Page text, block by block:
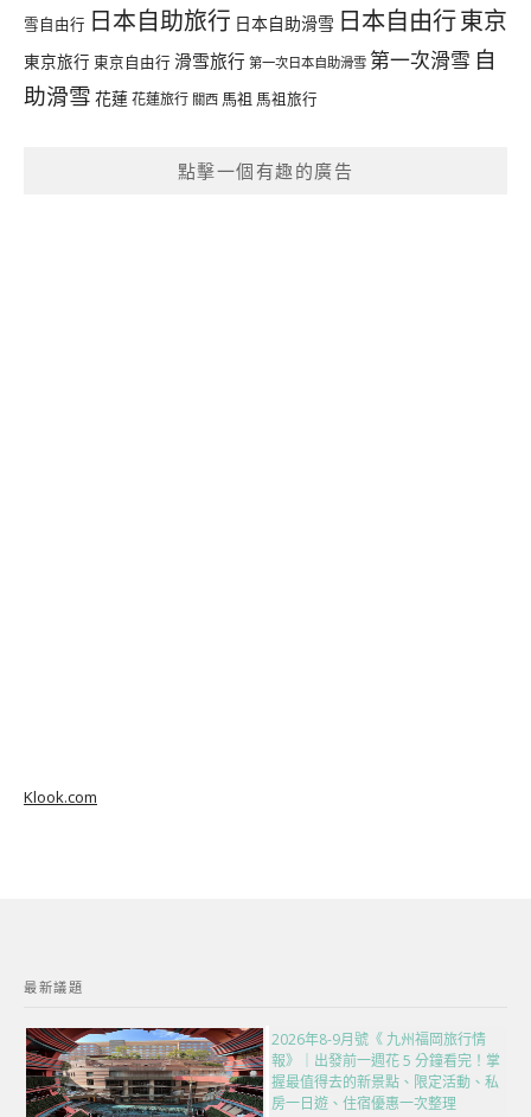
雪自由行 日本自助旅行 日本自助滑雪 日本自由行東京
東京旅行 東京自由行 滑雪旅行 第一次日本自助滑雪 第一次滑雪 自
助滑雪 花蓮花蓮旅行 關西 馬祖 馬祖旅行
點擊一個有趣的廣告
Klook.com
最新議題
2026年8-9月號《 九州福岡旅行情
報》｜出發前一週花 5 分鐘看完！掌
握最值得去的新景點、限定活動、私
房一日遊、住宿優惠一次整理